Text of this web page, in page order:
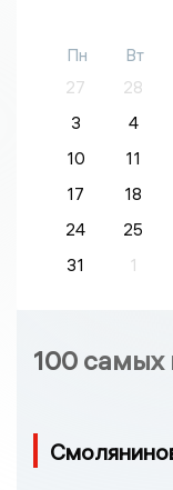
Пн Вт
27
28
3
4
10
11
17
18
24
25
31
1
100 самых